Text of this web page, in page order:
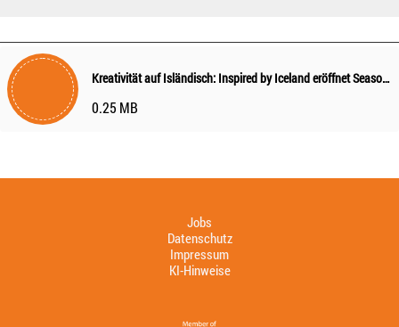
Kreativität auf Isländisch: Inspired by Iceland eröffnet Season of Creativity
0.25 MB
Jobs
Datenschutz
Impressum
KI-Hinweise